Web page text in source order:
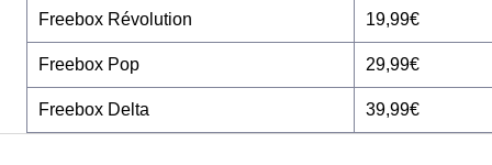
Freebox Révolution 19,99€
Freebox Pop 29,99€
Freebox Delta 39,99€